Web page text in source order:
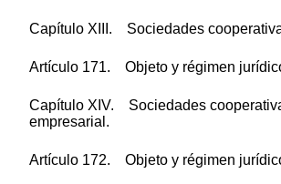
Capítulo XIII. Sociedades
Artículo 171. Objeto y régimen
Capítulo XIV. Sociedades
empresarial.
Artículo 172. Objeto y régimen